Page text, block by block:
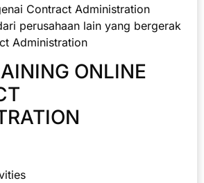
Contract Administration
perusahaan lain yang bergerak
Administration
ONLINE